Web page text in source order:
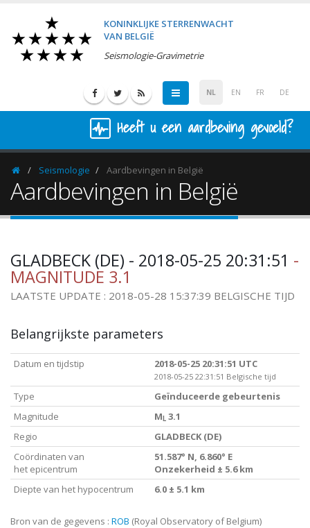
KONINKLIJKE STERRENWACHT
VAN BELGIË
Seismologie-Gravimetrie
NL EN FR DE
Heeft u een aardbeving gevoeld?
HomepageSeismologie Aardbevingen in België
Aardbevingen in België
GLADBECK (DE) - 2018-05-25 20:31:51 -
MAGNITUDE 3.1
LAATSTE UPDATE : 2018-05-28 15:37:39 BELGISCHE TIJD
Belangrijkste parameters
Datum en tijdstip 2018-05-25 20:31:51 UTC
2018-05-25 22:31:51 Belgische tijd
Type
Geïnduceerde gebeurtenis
Magnitude
M L 3.1
Regio
GLADBECK (DE)
Coördinaten van
het epicentrum
51.587° N, 6.860° E
Onzekerheid ± 5.6 km
Diepte van het hypocentrum
6.0 ± 5.1 km
Bron van de gegevens : ROB (Royal Observatory of Belgium)